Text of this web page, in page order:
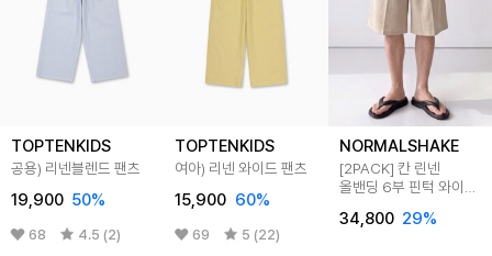
TOPTENKIDS
공용) 리넨블렌드 팬츠
19,900 50%
68 4.5 (2)
TOPTENKIDS
여아) 리넨 와이드 팬츠
15,900 60%
69 5 (22)
NORMALSHAKE
[2PACK] 칸 린넨
올밴딩 6부 핀턱 와이드
4color
34,800 29%